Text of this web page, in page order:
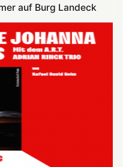
auf Burg Landeck